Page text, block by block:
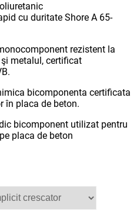
cu duritate Shore A 65-
rezistent la
metalul, certificat
bicomponenta certificata
în placa de beton.
bicomponent utilizat pentru
placa de beton